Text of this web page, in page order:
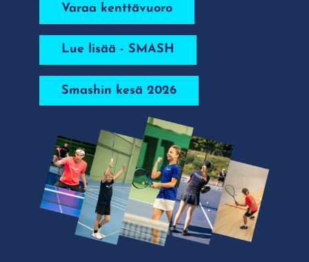
Varaa kenttävuoro
Lue lisää - SMASH
Smashin kesä 2026